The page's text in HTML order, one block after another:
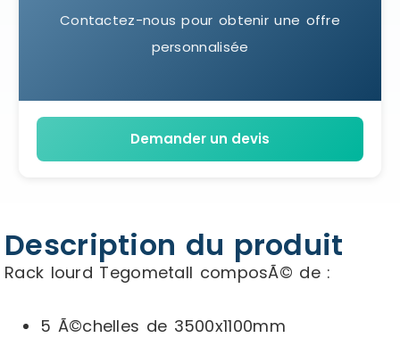
Contactez-nous pour obtenir une offre
personnalisée
Demander un devis
Description du produit
Rack lourd Tegometall composÃ© de :
5 Ã©chelles de 3500x1100mm